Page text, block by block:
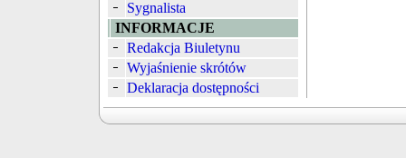
Sygnalista
INFORMACJE
Redakcja Biuletynu
Wyjaśnienie skrótów
Deklaracja dostępności